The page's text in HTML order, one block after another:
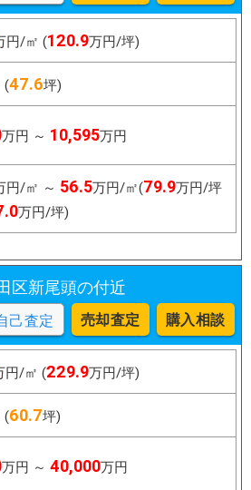
円/㎡ (120.9万円/坪)
(47.6坪)
万円 ～ 10,595万円
円/㎡ ～ 56.5万円/㎡(79.9万円/坪
万円/坪)
区新尾頭の付近
己査定 売却査定 購入相談
円/㎡ (229.9万円/坪)
(60.7坪)
万円 ～ 40,000万円